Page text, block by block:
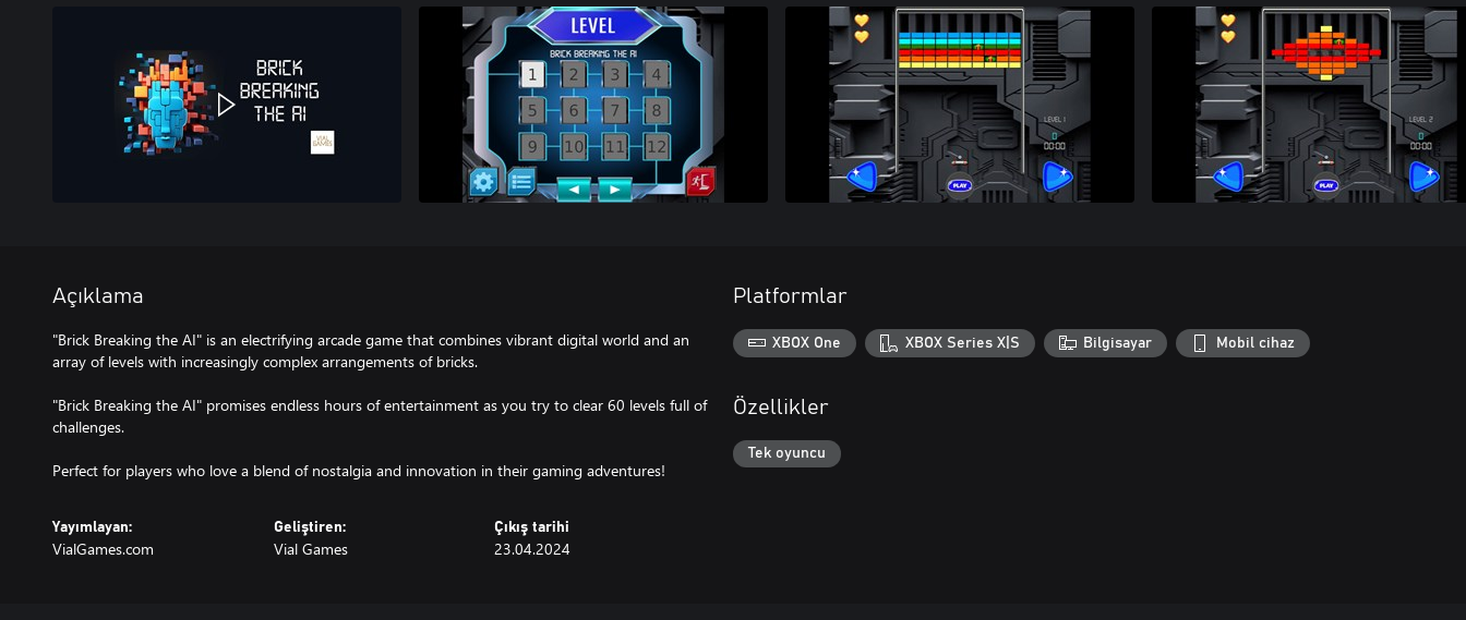
Açıklama
"Brick Breaking the AI" is an electrifying arcade game that combines vibrant digital world and an
array of levels with increasingly complex arrangements of bricks.
"Brick Breaking the AI" promises endless hours of entertainment as you try to clear 60 levels full of
challenges.
Perfect for players who love a blend of nostalgia and innovation in their gaming adventures!
Yayımlayan:
VialGames.com
Geliştiren:
Vial Games
Çıkış tarihi
23.04.2024
Platformlar
XBOX One XBOX Series X|S Bilgisayar Mobil cihaz
Özellikler
Tek oyuncu